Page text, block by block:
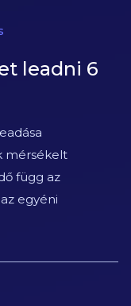
leadni 6
mérsékelt
függ az
egyéni